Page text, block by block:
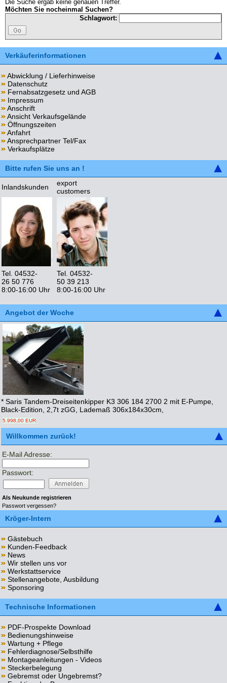
Die Suche ergab keine genauen Treffer.
Möchten Sie nocheinmal Suchen?
Schlagwort:
Verkäuferinformationen
Abwicklung / Lieferhinweise
Datenschutz
Fernabsatzgesetz und AGB
Impressum
Anschrift
Ansicht Verkaufsgelände
Öffnungszeiten
Anfahrt
Ansprechpartner Tel/Fax
Verkaufsplätze
Bitte rufen Sie uns an !
Inlandskunden
export
customers
Tel. 04532-
26 50 776
8:00-16:00 Uhr
Tel. 04532-
50 39 213
8:00-16:00 Uhr
Angebot der Woche
* Saris Tandem-Dreiseitenkipper K3 306 184 2700 2 mit E-Pumpe,
Black-Edition, 2,7t zGG, Lademaß 306x184x30cm,
5.998,00 EUR
Willkommen zurück!
E-Mail Adresse:
Passwort:
Als Neukunde registrieren
Passwort vergessen?
Kröger-Intern
Gästebuch
Kunden-Feedback
News
Wir stellen uns vor
Werkstattservice
Stellenangebote, Ausbildung
Sponsoring
Technische Informationen
PDF-Prospekte Download
Bedienungshinweise
Wartung + Pflege
Fehlerdiagnose/Selbsthilfe
Montageanleitungen - Videos
Steckerbelegung
Gebremst oder Ungebremst?